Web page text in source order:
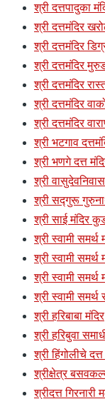
श्री दत्तपादुका
श्री दत्तमंदिर
श्री दत्तमंदिर
श्री दत्तमंदिर
श्री दत्तमंदिर
श्री दत्तमंदिर
श्री दत्तमंदिर
श्री भटगाव
श्री भणगे दत्त
श्री
श्री सद्गुरू
श्री साई मंदिर
श्री स्वामी समर्थ
श्री स्वामी समर्थ
श्री स्वामी
श्री स्वामी समर्थ
श्री हरिबाबा
श्री हरिबुवा
श्री हिंगोलीचे
श्रीक्षेत्र
श्रीदत्त